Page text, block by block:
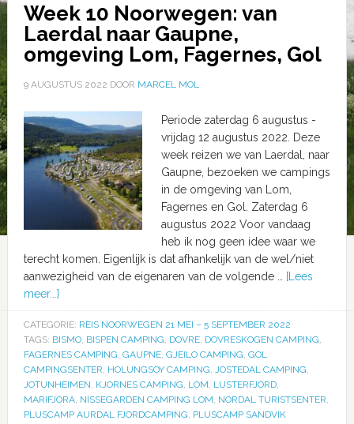
Week 10 Noorwegen: van
Laerdal naar Gaupne,
omgeving Lom, Fagernes, Gol
9 AUGUSTUS 2022 DOOR MARCEL MOL
Periode zaterdag 6 augustus -
vrijdag 12 augustus 2022. Deze
week reizen we van Laerdal, naar
Gaupne, bezoeken we campings
in de omgeving van Lom,
Fagernes en Gol. Zaterdag 6
augustus 2022 Voor vandaag
heb ik nog geen idee waar we
terecht komen. Eigenlijk is dat afhankelijk van de wel/niet
aanwezigheid van de eigenaren van de volgende …
[Lees
meer...]
CATEGORIE: REIS NOORWEGEN 21 MEI – 5 SEPTEMBER 2022
TAGS: BISMO, BISPEN CAMPING, DOVRE, DOVRESKOGEN CAMPING,
FAGERNES CAMPING, GAUPNE, GJEILO CAMPING, GOL
CAMPINGSENTER, HOLUNGSOY CAMPING, JOSTEDAL CAMPING,
JOTUNHEIMEN, KJORNES CAMPING, LOM, LUSTERFJORD,
MARIFJORA, NISSEGARDEN CAMPING LOM, NORDAL TURISTSENTER,
PLUSCAMP AURDAL FJORDCAMPING, PLUSCAMP SANDVIK